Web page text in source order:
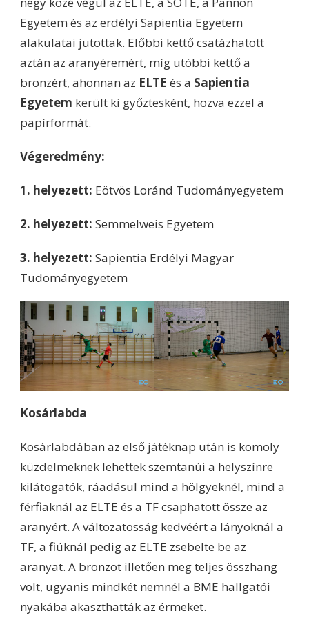
Egyetem és az erdélyi Sapientia Egyetem
alakulatai jutottak. Előbbi kettő csatázhatott
aztán az aranyéremért, míg utóbbi kettő a
bronzért, ahonnan az ELTE és a Sapientia
Egyetem került ki győztesként, hozva ezzel a
papírformát.
Végeredmény:
1. helyezett: Eötvös Loránd Tudományegyetem
2. helyezett: Semmelweis Egyetem
3. helyezett: Sapientia Erdélyi Magyar
Tudományegyetem
Kosárlabda
Kosárlabdában az első játéknap után is komoly
küzdelmeknek lehettek szemtanúi a helyszínre
kilátogatók, ráadásul mind a hölgyeknél, mind a
férfiaknál az ELTE és a TF csaphatott össze az
aranyért. A változatosság kedvéért a lányoknál a
TF, a fiúknál pedig az ELTE zsebelte be az
aranyat. A bronzot illetően meg teljes összhang
volt, ugyanis mindkét nemnél a BME hallgatói
nyakába akaszthatták az érmeket.